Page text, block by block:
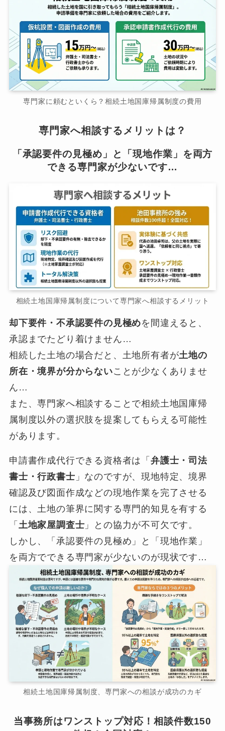
専門家に頼むといくら？相続土地国庫帰属制度の費用
専門家へ相談するメリットは？
「承認要件の見極め」と「現地作業」を両方
できる専門家が少ないです…
相続土地国庫帰属制度について専門家へ相談するメリット
却下要件・不承認要件の見極めを間違えると、
承認までたどり着けません…
相続した土地の場合だと、土地所有者が土地の
所在・境界が分からないことが少なくありませ
ん…
また、専門家へ相談することで相続土地国庫帰
属制度以外の選択肢を提案してもらえる可能性
があります。
申請書作成代行できる資格者は「弁護士・司法
書士・行政書士 」なのですが、現地特定、境界
確認及び図面作成などの現地作業を完了させる
には、土地の筆界に関する専門的知見を有する
「 土地家屋調査士 」との協力が不可欠です。
しかし、「承認要件の見極め」と「現地作業」
を両方でできる専門家が少ないのが現状です…
相続土地国庫帰属制度、専門家への相談が成功のカギ
当事務所はワンストップ対応！相談件数150